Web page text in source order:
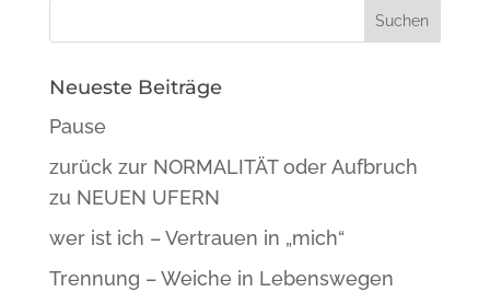
Neueste Beiträge
Pause
zurück zur NORMALITÄT oder Aufbruch
zu NEUEN UFERN
wer ist ich – Vertrauen in „mich“
Trennung – Weiche in Lebenswegen